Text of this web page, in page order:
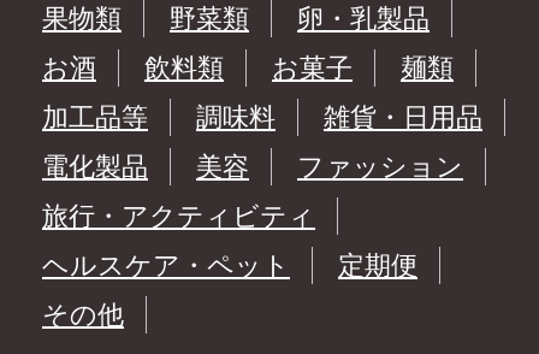
果物類
野菜類
卵・乳製品
お酒
飲料類 お菓子
麺類
加工品等
調味料
雑貨・日用品
電化製品
美容
ファッション
旅行・アクティビティ
ヘルスケア・ペット
定期便
その他